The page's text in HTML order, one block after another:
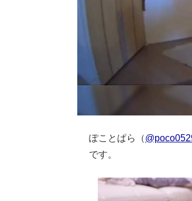
ぽことぱら（
です。